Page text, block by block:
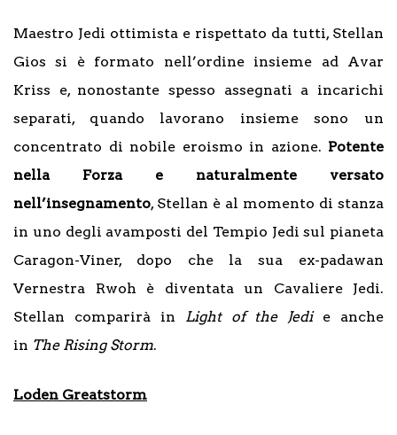
Maestro Jedi ottimista e rispettato da tutti, Stellan
Gios si è formato nell’ordine insieme ad Avar
Kriss e, nonostante spesso assegnati a incarichi
separati, quando lavorano insieme sono un
concentrato di nobile eroismo in azione. Potente
nella Forza e naturalmente versato
nell’insegnamento, Stellan è al momento di stanza
in uno degli avamposti del Tempio Jedi sul pianeta
Caragon-Viner, dopo che la sua ex-padawan
Vernestra Rwoh è diventata un Cavaliere Jedi.
Stellan comparirà in Light of the Jedie anche
in The Rising Storm.
Loden Greatstorm